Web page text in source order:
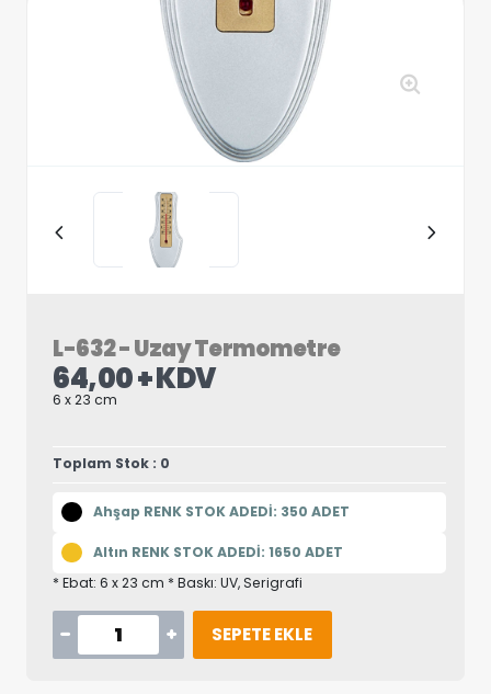
L-632 - Uzay Termometre
64,00 + KDV
6 x 23 cm
Toplam Stok : 0
Ahşap RENK STOK ADEDİ: 350 ADET
Altın RENK STOK ADEDİ: 1650 ADET
* Ebat: 6 x 23 cm * Baskı: UV, Serigrafi
SEPETE EKLE